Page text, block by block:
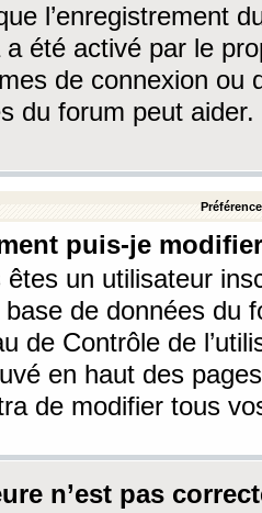
l’enregistrement
a été activé par le
de connexion ou
du forum peut aider.
puis-je
êtes un utilisateur
base de données du
de Contrôle de
en haut des
de modifier tous
n’est pas